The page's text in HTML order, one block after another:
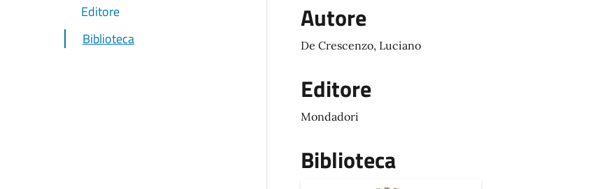
Editore
Biblioteca
Autore
De Crescenzo, Luciano
Editore
Mondadori
Biblioteca